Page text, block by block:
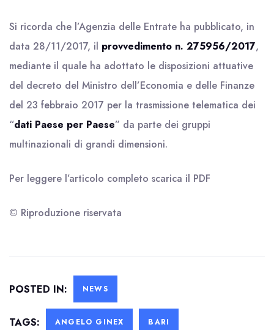
Si ricorda che l’Agenzia delle Entrate ha pubblicato, in
data 28/11/2017, il provvedimento n. 275956/2017,
mediante il quale ha adottato le disposizioni attuative
del decreto del Ministro dell’Economia e delle Finanze
del 23 febbraio 2017 per la trasmissione telematica dei
“dati Paese per Paese” da parte dei gruppi
multinazionali di grandi dimensioni.
Per leggere l’articolo completo scarica il PDF
© Riproduzione riservata
POSTED IN: NEWS
TAGS: ANGELO GINEX BARI